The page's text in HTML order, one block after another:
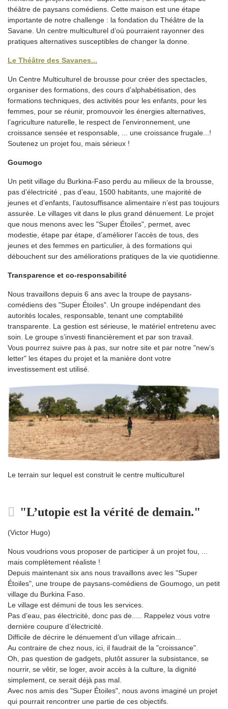
théâtre de paysans comédiens. Cette maison est une étape
importante de notre challenge : la fondation du Théâtre de la
Savane. Un centre multiculturel d’où pourraient rayonner des
pratiques alternatives susceptibles de changer la donne.
Le Théâtre des Savanes...
Un Centre Multiculturel de brousse pour créer des spectacles,
organiser des formations, des cours d’alphabétisation, des
formations techniques, des activités pour les enfants, pour les
femmes, pour se réunir, promouvoir les énergies alternatives,
l’agriculture naturelle, le respect de l’environnement, une
croissance sensée et responsable, ... une croissance frugale...!
Soutenez un projet fou, mais sérieux !
Goumogo
Un petit village du Burkina-Faso perdu au milieux de la brousse,
pas d’électricité , pas d’eau, 1500 habitants, une majorité de
jeunes et d’enfants, l’autosuffisance alimentaire n’est pas toujours
assurée. Le villages vit dans le plus grand dénuement. Le projet
que nous menons avec les "Super Étoiles", permet, avec
modestie, étape par étape, d’améliorer l’accès de tous, des
jeunes et des femmes en particulier, à des formations qui
débouchent sur des améliorations pratiques de la vie quotidienne.
Transparence et co-responsabilité
Nous travaillons depuis 6 ans avec la troupe de paysans-
comédiens des "Super Étoiles". Un groupe indépendant des
autorités locales, responsable, tenant une comptabilité
transparente. La gestion est sérieuse, le matériel entretenu avec
soin. Le groupe s’investi financièrement et par son travail.
Vous pourrez suivre pas à pas, sur notre site et par notre "new’s
letter" les étapes du projet et la manière dont votre
investissement est utilisé.
Le terrain sur lequel est construit le centre multiculturel
"L’utopie est la vérité de demain."
(Victor Hugo)
Nous voudrions vous proposer de participer à un projet fou, ...
mais complètement réaliste !
Depuis maintenant six ans nous travaillons avec les "Super
Étoiles", une troupe de paysans-comédiens de Goumogo, un petit
village du Burkina Faso.
Le village est démuni de tous les services.
Pas d’eau, pas électricité, donc pas de..... Rappelez vous votre
dernière coupure d’électricité.
Difficile de décrire le dénuement d’un village africain...
Au contraire de chez nous, ici, il faudrait de la "croissance".
Oh, pas question de gadgets, plutôt assurer la subsistance, se
nourrir, se vêtir, se loger, avoir accès à la culture, la dignité
simplement, ce serait déjà pas mal.
Avec nos amis des "Super Étoiles", nous avons imaginé un projet
qui pourrait rencontrer une partie de ces objectifs.